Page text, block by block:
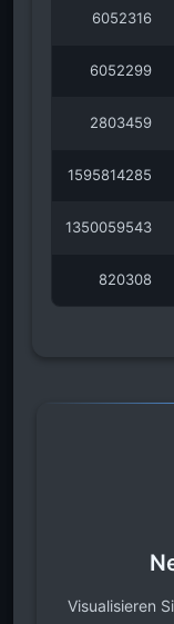
6052316
6052299
2803459
1595814285
1350059543
820308
Visualisieren